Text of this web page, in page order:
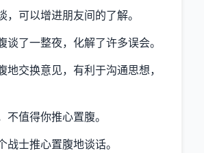
，可以增进朋友间的了解。
谈了一整夜，化解了许多误会。
地交换意见，有利于沟通思想，
不值得你推心置腹。
战士推心置腹地谈话。